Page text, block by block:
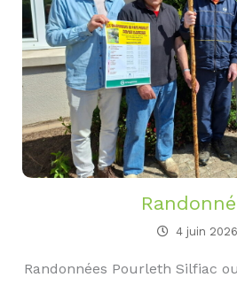
4 juin 2026
Randonnées Pourleth Silfiac